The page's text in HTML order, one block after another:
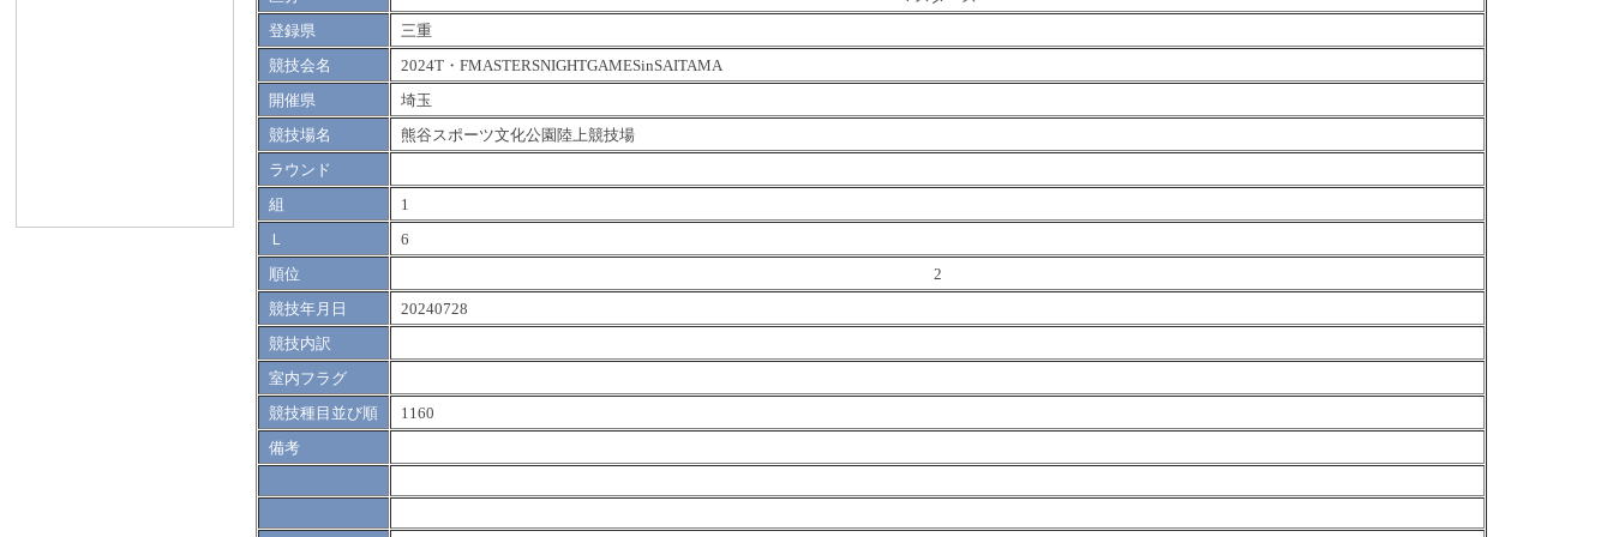
登録県
三重
競技会名
2024T・FMASTERSNIGHTGAMESinSAITAMA
開催県
埼玉
競技場名
熊谷スポーツ文化公園陸上競技場
ラウンド
組
1
Ｌ
6
順位
2
競技年月日
20240728
競技内訳
室内フラグ
競技種目並び順
1160
備考